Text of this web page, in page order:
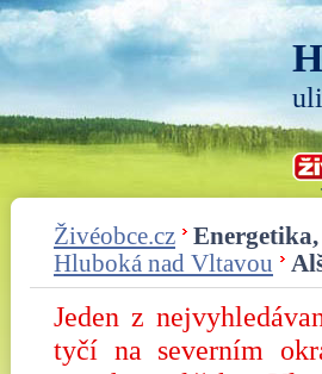
Živéobce.cz
Hluboká nad Vltavou
Jeden z
tyčí na severním